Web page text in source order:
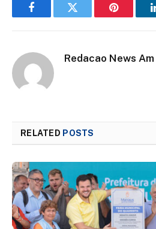
FacebookTwitter Pinterest
Redacao News Am
RELATED POSTS